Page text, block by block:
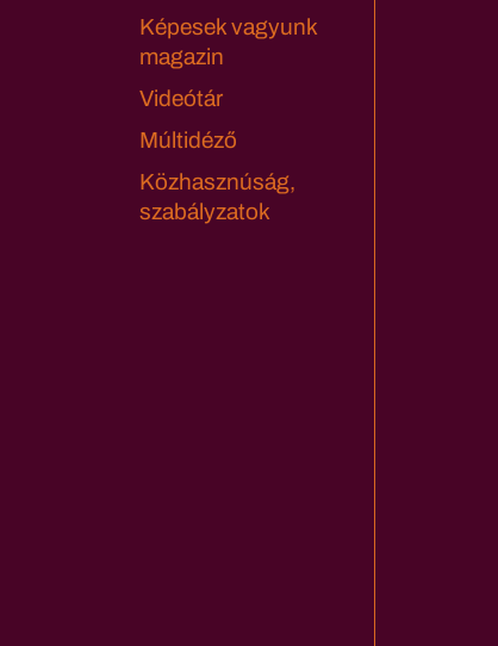
Képesek vagyunk
magazin
Videótár
Múltidéző
Közhasznúság,
szabályzatok